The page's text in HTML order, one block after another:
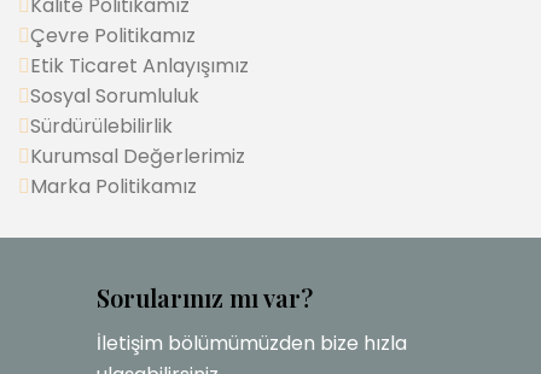
Kalite Politikamız
Çevre Politikamız
Etik Ticaret Anlayışımız
Sosyal Sorumluluk
Sürdürülebilirlik
Kurumsal Değerlerimiz
Marka Politikamız
Sorularınız mı var?
İletişim bölümümüzden bize hızla